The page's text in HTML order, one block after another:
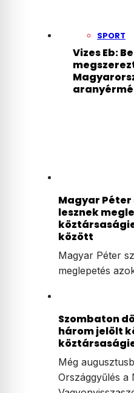
SPORT
Vizes Eb:
Magyar
lesznek
között
Magyar Péter
meglepetés
Szombaton
három jelölt
Még
Országgyűlés a